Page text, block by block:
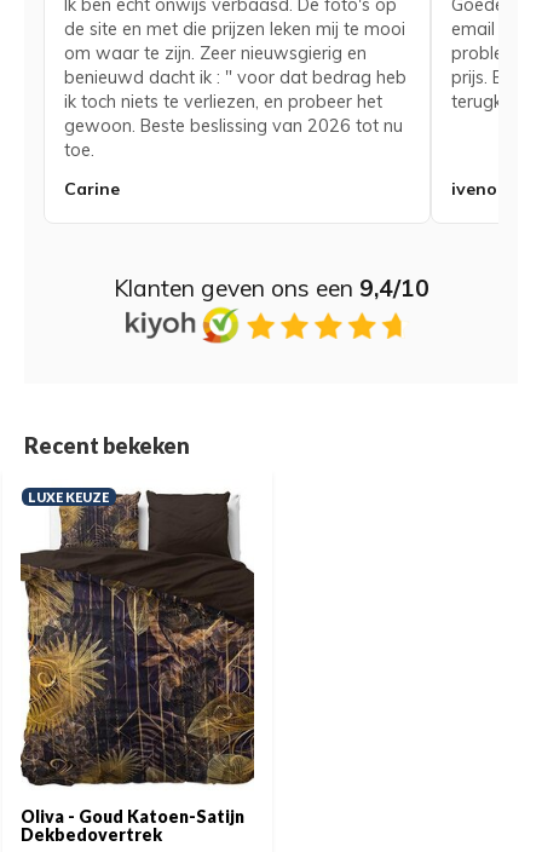
Ik ben echt onwijs verbaasd. De foto's op
de site en met die prijzen leken mij te mooi
om waar te zijn. Zeer nieuwsgierig en
benieuwd dacht ik : " voor dat bedrag heb
ik toch niets te verliezen, en probeer het
gewoon. Beste beslissing van 2026 tot nu
toe.
Carine
Goede
email voor
probleem
prijs. Bij
iveno
Klanten geven ons een 9,4/10
Recent bekeken
Oliva - Goud Katoen-Satijn
Dekbedovertrek
LUXE KEUZE